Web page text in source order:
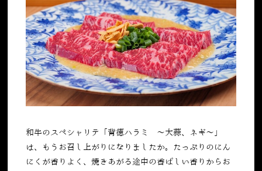
和牛のスペシャリテ「 背徳ハラミ ～大蒜、ネギ～」
は、もうお召し上がりになりましたか。たっぷりのにん
にくが香りよく、焼きあがる途中の香ばしい香りからお